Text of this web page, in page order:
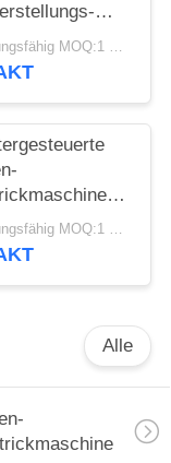
des
7.5KW
Verhandlungsfähig MOQ:1 Satz
negativen
weg
Verhandlungsfähig MOQ:1 Satz
Alle